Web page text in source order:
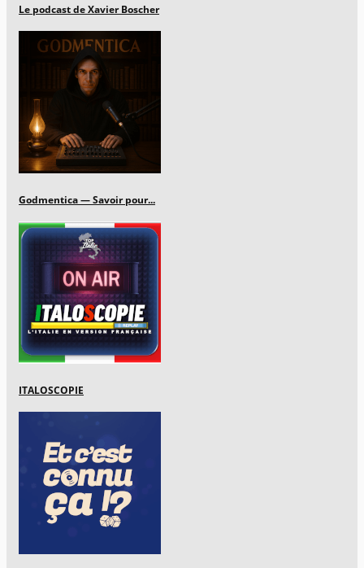
Le podcast de Xavier Boscher
Godmentica — Savoir pour...
ITALOSCOPIE